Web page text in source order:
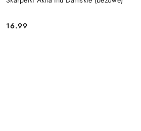
Cena:
16.99